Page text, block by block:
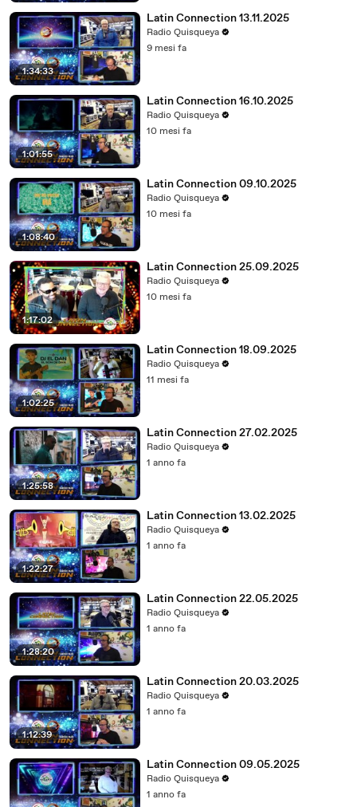
1:34:33
Latin Connection 13.11.2025
Radio Quisqueya
9 mesi fa
1:01:55
Latin Connection 16.10.2025
Radio Quisqueya
10 mesi fa
1:08:40
Latin Connection 09.10.2025
Radio Quisqueya
10 mesi fa
1:17:02
Latin Connection 25.09.2025
Radio Quisqueya
10 mesi fa
1:02:25
Latin Connection 18.09.2025
Radio Quisqueya
11 mesi fa
1:25:58
Latin Connection 27.02.2025
Radio Quisqueya
1 anno fa
1:22:27
Latin Connection 13.02.2025
Radio Quisqueya
1 anno fa
1:28:20
Latin Connection 22.05.2025
Radio Quisqueya
1 anno fa
1:12:39
Latin Connection 20.03.2025
Radio Quisqueya
1 anno fa
Latin Connection 09.05.2025
Radio Quisqueya
1 anno fa